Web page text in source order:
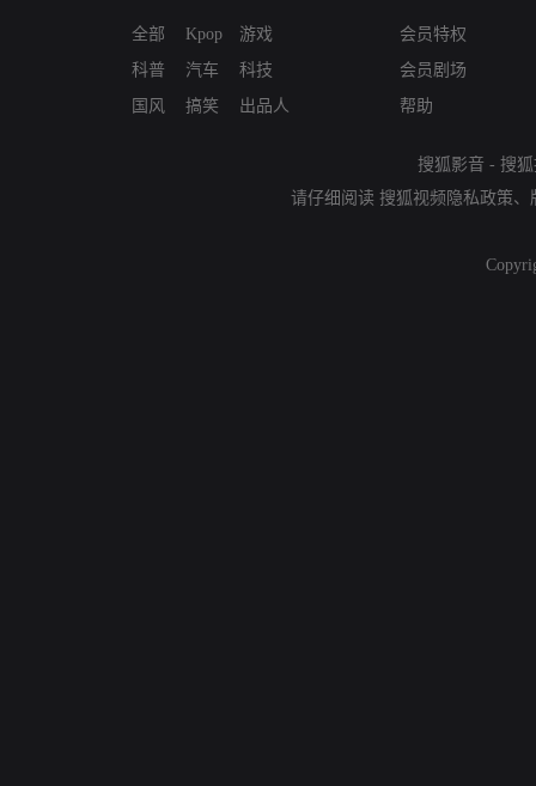
全部
科普
国风
Kpop
汽车
搞笑
游戏
科技
出品人
会员特权
会员剧场
帮助
搜狐影音 - 搜
请仔细阅读 搜狐视频隐私政策、